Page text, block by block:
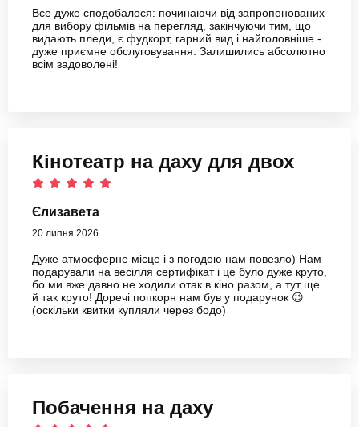
Все дуже сподобалося: починаючи від запропонованих
для вибору фільмів на перегляд, закінчуючи тим, що
видають пледи, є фудкорт, гарний вид і найголовніше -
дуже приємне обслуговування. Залишились абсолютно
всім задоволені!
Кінотеатр на даху для двох
Єлизавета
20 липня 2026
Дуже атмосферне місце і з погодою нам повезло) Нам
подарували на весілля сертифікат і це було дуже круто,
бо ми вже давно не ходили отак в кіно разом, а тут ще
й так круто! Доречі попкорн нам був у подарунок 😉
(оскільки квитки купляли через бодо)
Побачення на даху